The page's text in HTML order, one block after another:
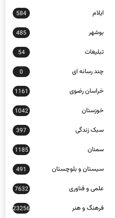
ایلام 584
بوشهر 485
تبلیغات 54
چند رسانه ای 0
خراسان رضوی 1161
خوزستان 1042
سبک زندگی 397
سمنان 1185
سیستان و بلوچستان 491
علمی و فناوری 7632
فرهنگ و هنر 23256